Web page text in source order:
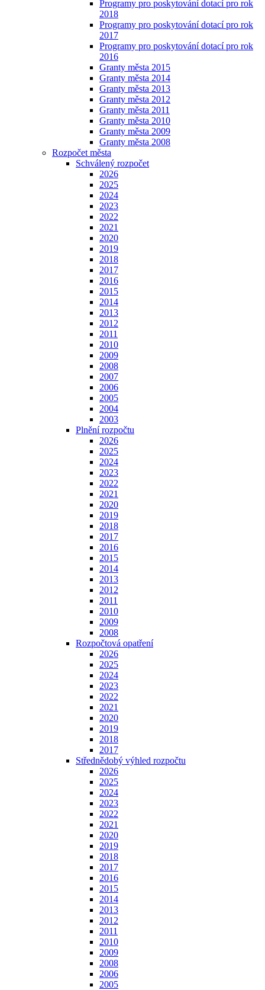
Programy pro poskytování dotací pro rok
2018
Programy pro poskytování dotací pro rok
2017
Programy pro poskytování dotací pro rok
2016
Granty města 2015
Granty města 2014
Granty města 2013
Granty města 2012
Granty města 2011
Granty města 2010
Granty města 2009
Granty města 2008
Rozpočet města
Schválený rozpočet
2026
2025
2024
2023
2022
2021
2020
2019
2018
2017
2016
2015
2014
2013
2012
2011
2010
2009
2008
2007
2006
2005
2004
2003
Plnění rozpočtu
2026
2025
2024
2023
2022
2021
2020
2019
2018
2017
2016
2015
2014
2013
2012
2011
2010
2009
2008
Rozpočtová opatření
2026
2025
2024
2023
2022
2021
2020
2019
2018
2017
Střednědobý výhled rozpočtu
2026
2025
2024
2023
2022
2021
2020
2019
2018
2017
2016
2015
2014
2013
2012
2011
2010
2009
2008
2006
2005